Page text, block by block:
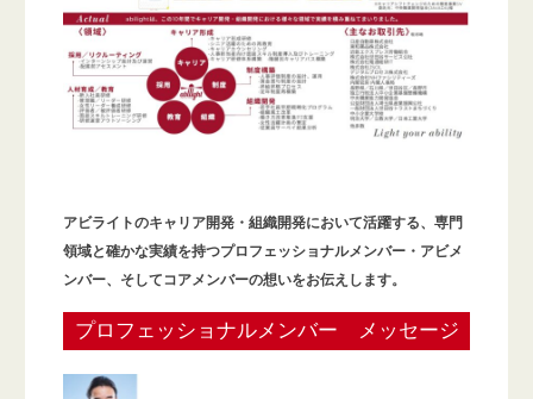
アビライトのキャリア開発・組織開発において活躍する、専門
領域と確かな実績を持つプロフェッショナルメンバー・アビメ
ンバー、そしてコアメンバーの想いをお伝えします。
プロフェッショナルメンバー メッセージ